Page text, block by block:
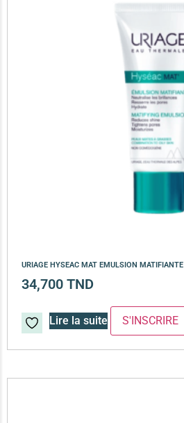
URIAGE HYSEAC MAT EMULSION MATIFIANTE
34,700 TND
Lire la suite